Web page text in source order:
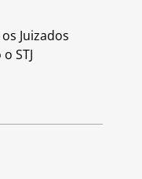
Juizados
STJ